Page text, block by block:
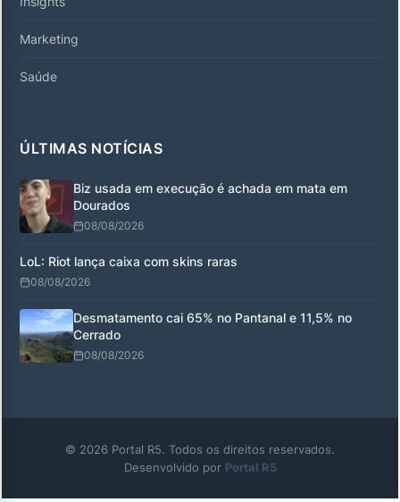
Marketing
Saúde
ÚLTIMAS NOTÍCIAS
Biz usada em execução é achada em mata em
Dourados
08/08/2026
LoL: Riot lança caixa com skins raras
08/08/2026
Desmatamento cai 65% no Pantanal e 11,5% no
Cerrado
08/08/2026
© 2026 Portal R5. Todos os direitos reservados.
Desenvolvido por Portal R5